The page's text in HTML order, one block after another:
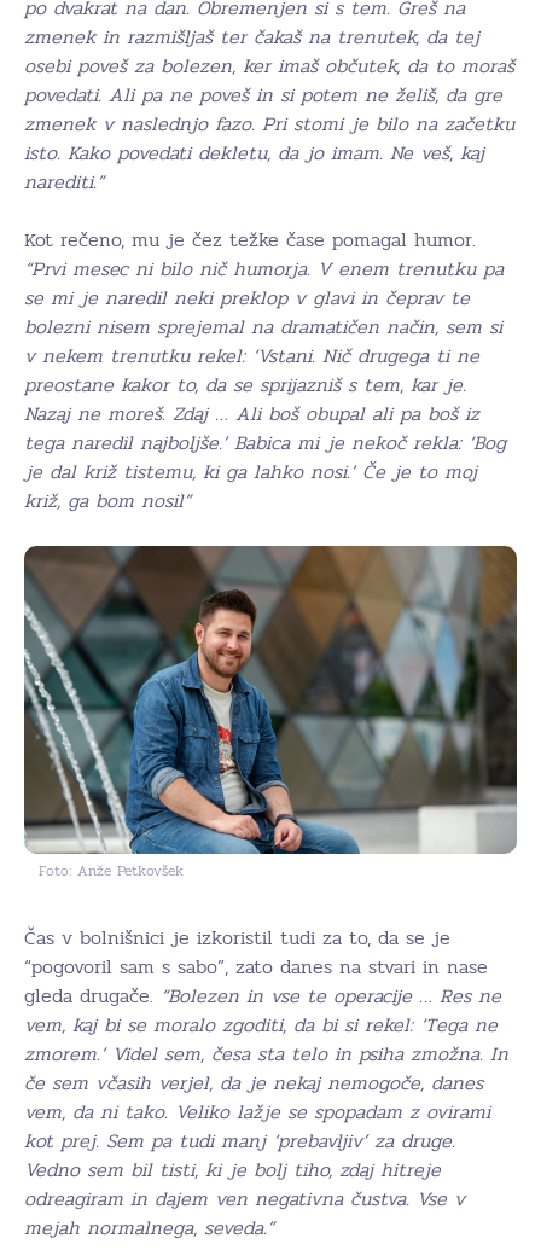
po dvakrat na dan. Obremenjen si s tem. Greš na
zmenek in razmišljaš ter čakaš na trenutek, da tej
osebi poveš za bolezen, ker imaš občutek, da to moraš
povedati. Ali pa ne poveš in si potem ne želiš, da gre
zmenek v naslednjo fazo. Pri stomi je bilo na začetku
isto. Kako povedati dekletu, da jo imam. Ne veš, kaj
narediti.”
Kot rečeno, mu je čez težke čase pomagal humor.
“Prvi mesec ni bilo nič humorja. V enem trenutku pa
se mi je naredil neki preklop v glavi in čeprav te
bolezni nisem sprejemal na dramatičen način, sem si
v nekem trenutku rekel: ‘Vstani. Nič drugega ti ne
preostane kakor to, da se sprijazniš s tem, kar je.
Nazaj ne moreš. Zdaj … Ali boš obupal ali pa boš iz
tega naredil najboljše.’ Babica mi je nekoč rekla: ‘Bog
je dal križ tistemu, ki ga lahko nosi.’ Če je to moj
križ, ga bom nosil”
Foto: Anže Petkovšek
Čas v bolnišnici je izkoristil tudi za to, da se je
“pogovoril sam s sabo”, zato danes na stvari in nase
gleda drugače. “Bolezen in vse te operacije … Res ne
vem, kaj bi se moralo zgoditi, da bi si rekel: ‘Tega ne
zmorem.’ Videl sem, česa sta telo in psiha zmožna. In
če sem včasih verjel, da je nekaj nemogoče, danes
vem, da ni tako. Veliko lažje se spopadam z ovirami
kot prej. Sem pa tudi manj ‘prebavljiv’ za druge.
Vedno sem bil tisti, ki je bolj tiho, zdaj hitreje
odreagiram in dajem ven negativna čustva. Vse v
mejah normalnega, seveda.”